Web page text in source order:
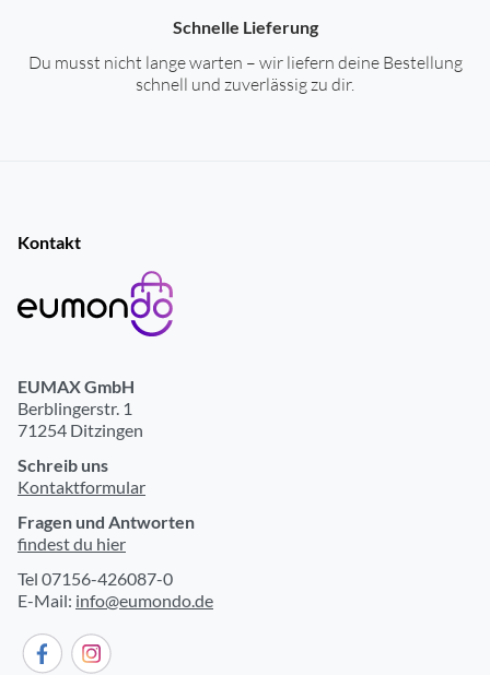
Ohrankopplung
Ohrumschließend
drehbare Ohrmuscheln
ja
Schnelle Lieferung
Du musst nicht lange warten – wir liefern deine Bestellung
schnell und zuverlässig zu dir.
Kontakt
EUMAX GmbH
Berblingerstr. 1
71254 Ditzingen
Schreib uns
Kontaktformular
Fragen und Antworten
findest du hier
Tel 07156-426087-0
E-Mail: info@eumondo.de